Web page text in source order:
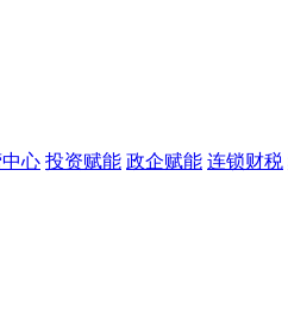
心 投资赋能 政企赋能 连锁财税